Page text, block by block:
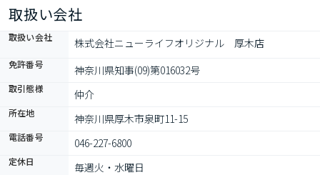
なります。
取扱い会社
取扱い会社 株式会社ニューライフオリジナル　厚木店
免許番号 神奈川県知事(09)第016032号
取引態様 仲介
所在地 神奈川県厚木市泉町11-15
電話番号 046-227-6800
定休日 毎週火・水曜日